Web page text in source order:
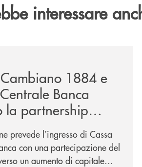
interessare
1884 e
Banca
la partnership
prevede l’ingresso di Cassa
con una partecipazione del
un aumento di capitale